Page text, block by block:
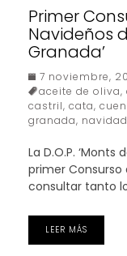
Primer
Navideños
Granada’
7 noviembre,
aceite de oliva,
castril, cata,
granada, navidad
La D.O.P. ‘Monts
primer Consurso
consultar tanto
LEER MÁS